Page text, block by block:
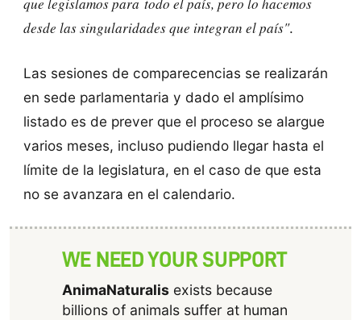
que legislamos para todo el país, pero lo hacemos
desde las singularidades que integran el país".
Las sesiones de comparecencias se realizarán
en sede parlamentaria y dado el amplísimo
listado es de prever que el proceso se alargue
varios meses, incluso pudiendo llegar hasta el
límite de la legislatura, en el caso de que esta
no se avanzara en el calendario.
WE NEED YOUR SUPPORT
AnimaNaturalisexists because
billions of animals suffer at human